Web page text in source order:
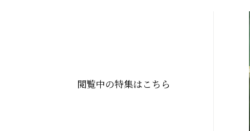
閲覧中の特集はこちら